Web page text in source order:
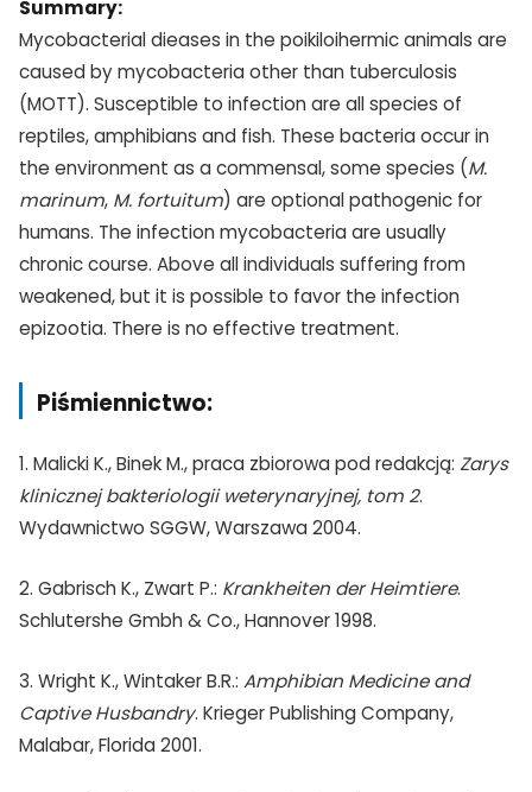
Summary:
Mycobacterial dieases in the poikiloihermic animals are
caused by mycobacteria other than tuberculosis
(MOTT). Susceptible to infection are all species of
reptiles, amphibians and fish. These bacteria occur in
the environment as a commensal, some species (M.
marinum, M. fortuitum) are optional pathogenic for
humans. The infection mycobacteria are usually
chronic course. Above all individuals suffering from
weakened, but it is possible to favor the infection
epizootia. There is no effective treatment.
Piśmiennictwo:
1. Malicki K., Binek M., praca zbiorowa pod redakcją: Zarys
klinicznej bakteriologii weterynaryjnej, tom 2.
Wydawnictwo SGGW, Warszawa 2004.
2. Gabrisch K., Zwart P.: Krankheiten der Heimtiere.
Schlutershe Gmbh & Co., Hannover 1998.
3. Wright K., Wintaker B.R.: Amphibian Medicine and
Captive Husbandry. Krieger Publishing Company,
Malabar, Florida 2001.